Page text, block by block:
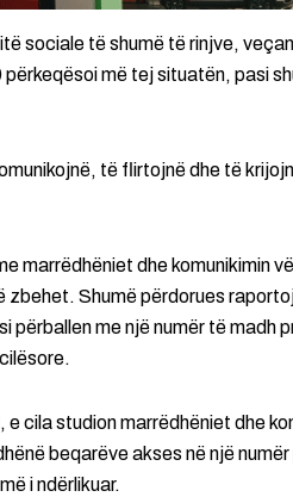
sociale të shumë të rinjve,
më tej situatën, pasi
të flirtojnë dhe të
marrëdhëniet dhe komunikimin
zbehet. Shumë përdorues
përballen me një numër të madh
cila studion marrëdhëniet dhe
beqarëve akses në një
i ndërlikuar.